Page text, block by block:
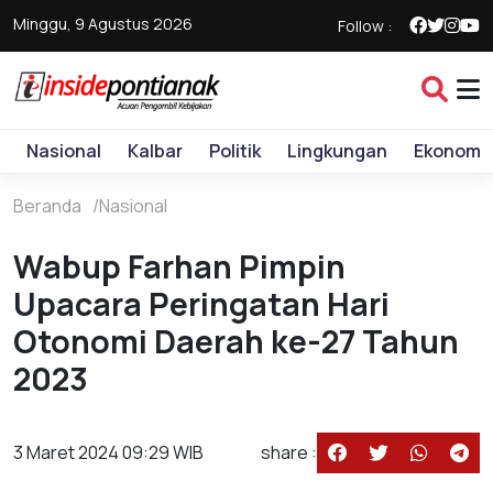
Minggu, 9 Agustus 2026 Follow :
Nasional Kalbar Politik Lingkungan Ekonomi
Beranda Nasional
Wabup Farhan Pimpin
Upacara Peringatan Hari
Otonomi Daerah ke-27 Tahun
2023
3 Maret 2024 09:29 WIB share :